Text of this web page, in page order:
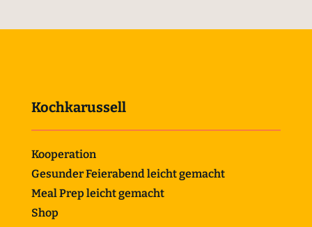
Kochkarussell
Kooperation
Gesunder Feierabend leicht gemacht
Meal Prep leicht gemacht
Shop